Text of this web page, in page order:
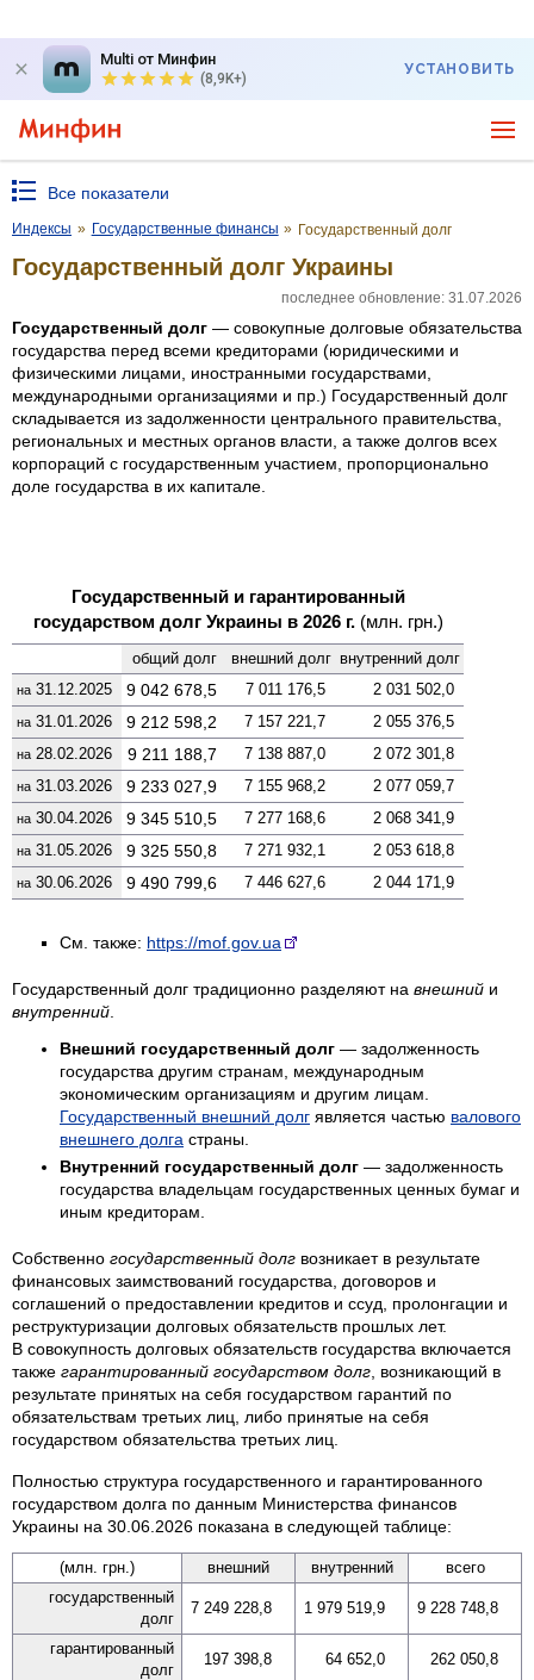
Multi от Минфин
(8,9K+)
УСТАНОВИТЬ
Все показатели
Индексы » Государственные финансы » Государственный долг
Государственный долг Украины
последнее обновление: 31.07.2026
Государственный долг — совокупные долговые обязательства
государства перед всеми кредиторами (юридическими и
физическими лицами, иностранными государствами,
международными организациями и пр.) Государственный долг
складывается из задолженности центрального правительства,
региональных и местных органов власти, а также долгов всех
корпораций с государственным участием, пропорционально
доле государства в их капитале.
Государственный и гарантированный
государством долг Украины в 2026 г. (млн. грн.)
общий долг внешний долг вну­тренний долг
на 31.12.2025 9 042 678,5 7 011 176,5 2 031 502,0
на 31.01.2026 9 212 598,2 7 157 221,7 2 055 376,5
на 28.02.2026 9 211 188,7 7 138 887,0 2 072 301,8
на 31.03.2026 9 233 027,9 7 155 968,2 2 077 059,7
на 30.04.2026 9 345 510,5 7 277 168,6 2 068 341,9
на 31.05.2026 9 325 550,8 7 271 932,1 2 053 618,8
на 30.06.2026 9 490 799,6 7 446 627,6 2 044 171,9
См. также: https://mof.gov.ua
Государственный долг традиционно разделяют на внешний и
внутренний
Внешний государственный долг — задолженность
государства другим странам, международным
экономическим организациям и другим лицам.
Государственный внешний долг является частью валового
внешнего долга страны.
Внутренний государственный долг — задолженность
государства владельцам государственных ценных бумаг и
иным кредиторам.
Собственно государственный долг возникает в результате
финансовых заимствований государства, договоров и
соглашений о предоставлении кредитов и ссуд, пролонгации и
реструктуризации долговых обязательств прошлых лет.
В совокупность долговых обязательств государства включается
также гарантированный государством долг , возникающий в
результате принятых на себя государством гарантий по
обязательствам третьих лиц, либо принятые на себя
государством обязательства третьих лиц.
Полностью структура государственного и гарантированного
государством долга по данным Министерства финансов
Украины на 30.06.2026 показана в следующей таблице:
(млн. грн.) внешний вну­тренний
всего
государ­ственный
долг
7 249 228,8 1 979 519,9 9 228 748,8
гаранти­рованный
долг
197 398,8 64 652,0 262 050,8